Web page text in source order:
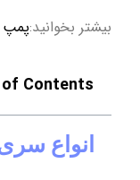
بیشتر بخوانید:پمپ
Contents
انواع